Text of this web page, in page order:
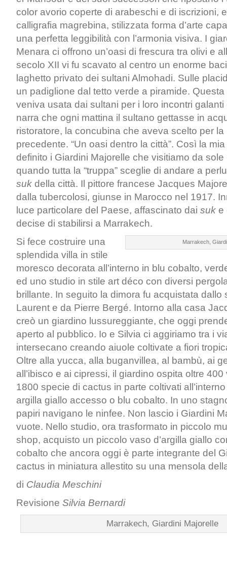
color avorio coperte di arabeschi e di iscrizioni,
calligrafia magrebina, stilizzata forma d’arte
una perfetta leggibilità con l’armonia visiva. I
Menara ci offrono un’oasi di frescura tra olivi e
secolo XII vi fu scavato al centro un enorme
laghetto privato dei sultani Almohadi. Sulle
un padiglione dal tetto verde a piramide.
veniva usata dai sultani per i loro incontri
narra che ogni mattina il sultano gettasse in
ristoratore, la concubina che aveva scelto per la
precedente. “Un oasi dentro la città”. Così la
definito i Giardini Majorelle che visitiamo da
quando tutta la “truppa” sceglie di andare a
suk della città. Il pittore francese Jacques
dalla tubercolosi, giunse in Marocco nel 1917.
luce particolare del Paese, affascinato dai suk e
decise di stabilirsi a Marrakech.
Marrakech,
Si fece costruire una
splendida villa in stile
moresco decorata all’interno in blu cobalto,
ed uno studio in stile art déco con diversi
brillante. In seguito la dimora fu acquistata dallo
Laurent e da Pierre Bergé. Intorno alla casa
creò un giardino lussureggiante, che oggi
aperto al pubblico. Io e Silvia ci aggiriamo tra i
intersecano creando aiuole coltivate a fiori
Oltre alla yucca, alla buganvillea, al bambù, ai
all’ibisco e ai cipressi, il giardino ospita oltre
1800 specie di cactus in parte coltivati
argilla giallo accesso o blu cobalto. In uno
papiri navigano le ninfee. Non lascio i Giardini
vuote. Nello studio, ora trasformato in piccolo
shop, acquisto un piccolo vaso d’argilla giallo
cobalto che ancora oggi è parte integrante del
cactus in miniatura allestito su una mensola
di Claudia Meschini
Revisione Silvia Bernardi
Marrakech, Giardini Majorelle